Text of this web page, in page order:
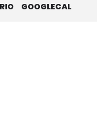
GOOGLECAL